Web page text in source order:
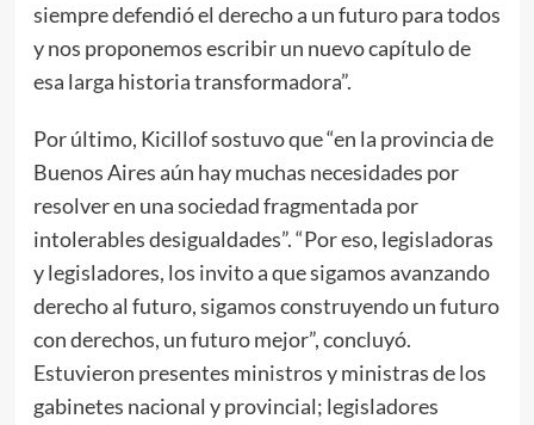
siempre defendió el derecho a un futuro para todos
y nos proponemos escribir un nuevo capítulo de
esa larga historia transformadora”.
Por último, Kicillof sostuvo que “en la provincia de
Buenos Aires aún hay muchas necesidades por
resolver en una sociedad fragmentada por
intolerables desigualdades”. “Por eso, legisladoras
y legisladores, los invito a que sigamos avanzando
derecho al futuro, sigamos construyendo un futuro
con derechos, un futuro mejor”, concluyó.
Estuvieron presentes ministros y ministras de los
gabinetes nacional y provincial; legisladores